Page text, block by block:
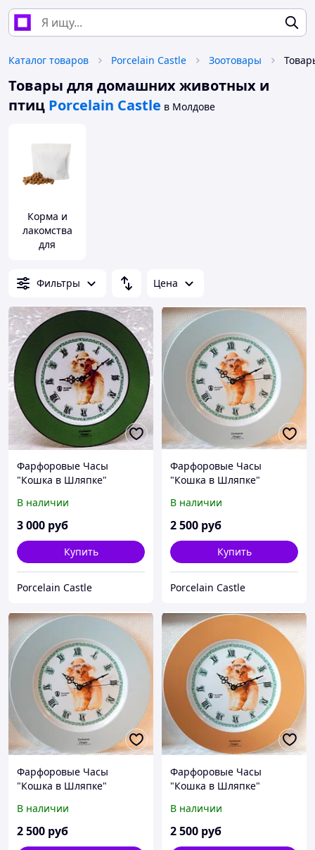
Каталог товаров Porcelain Castle Зоотовары
Товары для домашних животных и
птиц Porcelain Castle в Молдове
Корма и
лакомства
для
птиц
Фильтры Цена
Фарфоровые Часы
"Кошка в Шляпке"
В наличии
3 000 руб
Купить
Porcelain Castle
Фарфоровые Часы
"Кошка в Шляпке"
В наличии
2 500 руб
Купить
Porcelain Castle
Фарфоровые Часы
"Кошка в Шляпке"
В наличии
2 500 руб
Фарфоровые Часы
"Кошка в Шляпке"
В наличии
2 500 руб